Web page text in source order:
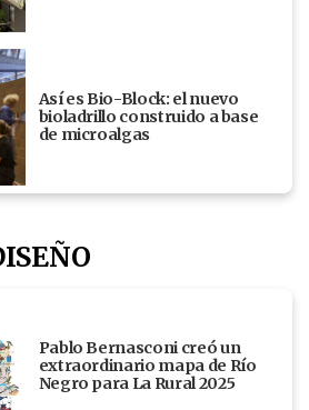
Así es Bio-Block: el nuevo
bioladrillo construido a base
de microalgas
Pablo Bernasconi creó un
extraordinario mapa de Río
Negro para La Rural 2025